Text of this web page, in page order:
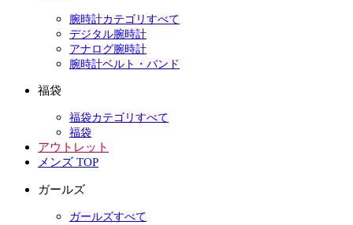
腕時計カテゴリすべて
デジタル腕時計
アナログ腕時計
腕時計ベルト・バンド
福袋
福袋カテゴリすべて
福袋
アウトレット
メンズ TOP
ガールズ
ガールズすべて